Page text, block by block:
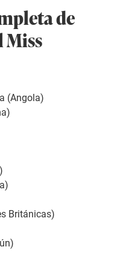
de
Miss
(Angola)
Británicas)